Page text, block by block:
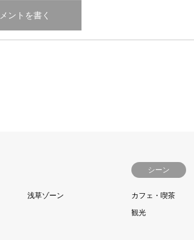
浅草ゾーン
シーン
カフェ・喫茶
観光